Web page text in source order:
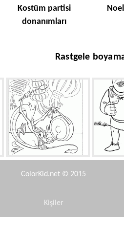
Kostüm partisi
donanımları
Rastgele
Mushu müzik
ColorKid.net © 2015
Kişiler